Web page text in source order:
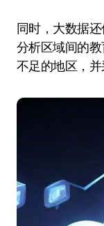
同时，大数据
分析区域间的
不足的地区，并